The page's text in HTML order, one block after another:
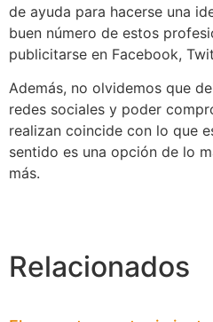
de ayuda para hacerse una
buen número de estos
publicitarse en Facebook,
Además, no olvidemos que
redes sociales y poder
realizan coincide con lo que
sentido es una opción de lo
más.
Relacionados